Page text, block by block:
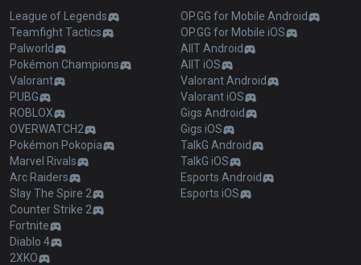
League of Legends
Teamfight Tactics
Palworld
Pokémon Champions
Valorant
PUBG
ROBLOX
OVERWATCH2
Pokémon Pokopia
Marvel Rivals
Arc Raiders
Slay The Spire 2
Counter Strike 2
Fortnite
Diablo 4
2XKO
OP.GG for Mobile Android
OP.GG for Mobile iOS
AllT Android
AllT iOS
Valorant Android
Valorant iOS
Gigs Android
Gigs iOS
TalkG Android
TalkG iOS
Esports Android
Esports iOS